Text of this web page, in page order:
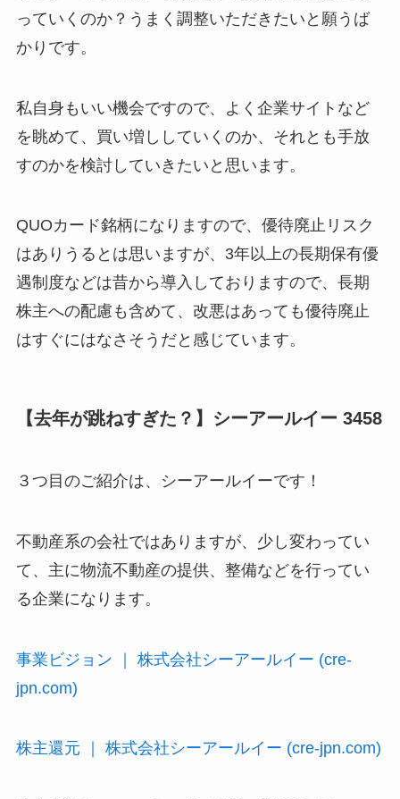
っていくのか？うまく調整いただきたいと願うば
かりです。
私自身もいい機会ですので、よく企業サイトなど
を眺めて、買い増ししていくのか、それとも手放
すのかを検討していきたいと思います。
QUOカード銘柄になりますので、優待廃止リスク
はありうるとは思いますが、3年以上の長期保有優
遇制度などは昔から導入しておりますので、長期
株主への配慮も含めて、改悪はあっても優待廃止
はすぐにはなさそうだと感じています。
【去年が跳ねすぎた？】シーアールイー 3458
３つ目のご紹介は、シーアールイーです！
不動産系の会社ではありますが、少し変わってい
て、主に物流不動産の提供、整備などを行ってい
る企業になります。
事業ビジョン ｜ 株式会社シーアールイー (cre-
jpn.com)
株主還元 ｜ 株式会社シーアールイー (cre-jpn.com)